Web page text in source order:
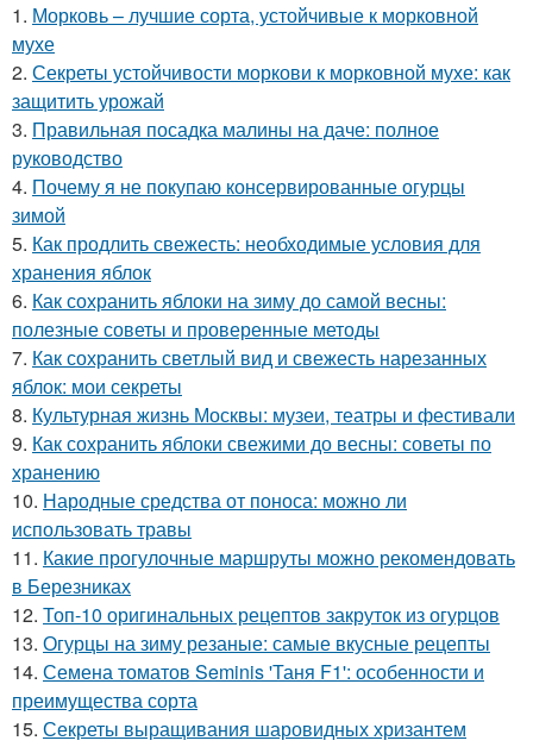
1. Морковь – лучшие сорта, устойчивые к морковной
мухе
2. Секреты устойчивости моркови к морковной мухе: как
защитить урожай
3. Правильная посадка малины на даче: полное
руководство
4. Почему я не покупаю консервированные огурцы
зимой
5. Как продлить свежесть: необходимые условия для
хранения яблок
6. Как сохранить яблоки на зиму до самой весны:
полезные советы и проверенные методы
7. Как сохранить светлый вид и свежесть нарезанных
яблок: мои секреты
8. Культурная жизнь Москвы: музеи, театры и фестивали
9. Как сохранить яблоки свежими до весны: советы по
хранению
10. Народные средства от поноса: можно ли
использовать травы
11. Какие прогулочные маршруты можно рекомендовать
в Березниках
12. Топ-10 оригинальных рецептов закруток из огурцов
13. Огурцы на зиму резаные: самые вкусные рецепты
14. Семена томатов Seminis 'Таня F1': особенности и
преимущества сорта
15. Секреты выращивания шаровидных хризантем